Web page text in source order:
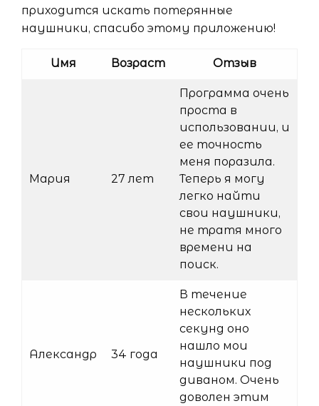
приходится искать потерянные
наушники, спасибо этому приложению!
Имя Возраст Отзыв
Мария 27 лет
Программа очень
проста в
использовании, и
ее точность
меня поразила.
Теперь я могу
легко найти
свои наушники,
не тратя много
времени на
поиск.
Александр 34 года
В течение
нескольких
секунд оно
нашло мои
наушники под
диваном. Очень
доволен этим